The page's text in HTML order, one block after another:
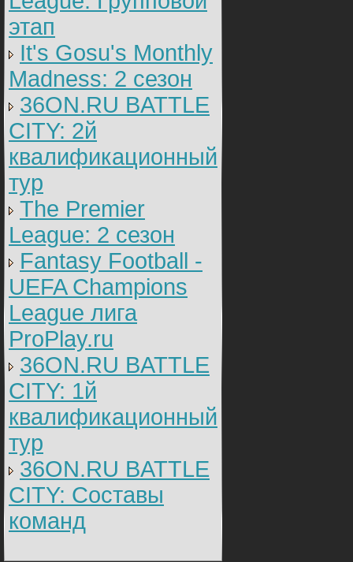
этап
It's Gosu's Monthly
Madness: 2 сезон
36ON.RU BATTLE
CITY: 2й
квалификационный
тур
The Premier
League: 2 cезон
Fantasy Football -
UEFA Champions
League лига
ProPlay.ru
36ON.RU BATTLE
CITY: 1й
квалификационный
тур
36ON.RU BATTLE
CITY: Составы
команд